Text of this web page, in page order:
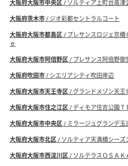
大阪府大阪市中央区/ ソルティア上町台高津
大阪府茨木市/ ジオ彩都セントラルコート
大阪府大阪市都島区/ プレサンスロジェ京
ｅ
大阪府大阪市阿倍野区/ プレサンス阿倍野
大阪府吹田市/ シエリアシティ吹田岸辺
大阪府大阪市天王寺区/ グランドメゾン天王
大阪府大阪市住之江区/ ディモア住吉公園
大阪府大阪市中央区/ ミラージュグランデ玉
大阪府大阪市北区/ ソルティア天満橋シーズ
大阪府大阪市西淀川区/ ソルテラスＯＳＡＫ